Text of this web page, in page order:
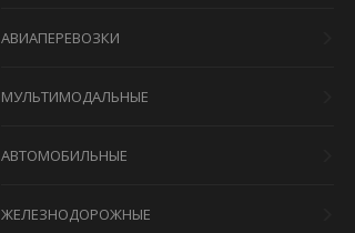
АВИАПЕРЕВОЗКИ
МУЛЬТИМОДАЛЬНЫЕ
АВТОМОБИЛЬНЫЕ
ЖЕЛЕЗНОДОРОЖНЫЕ